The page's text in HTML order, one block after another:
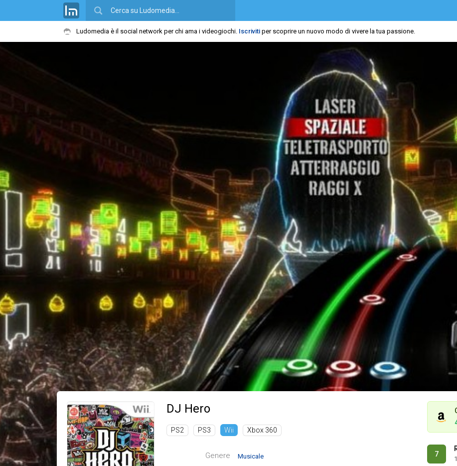
Ludomedia è il social network per chi ama i videogiochi. Iscriviti per scoprire un nuovo modo di vivere la tua passione.
DJ Hero
PS2 PS3 Wii Xbox 360
Genere Musicale 7